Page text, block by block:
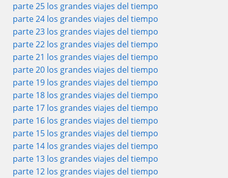
parte 25 los grandes viajes del tiempo
parte 24 los grandes viajes del tiempo
parte 23 los grandes viajes del tiempo
parte 22 los grandes viajes del tiempo
parte 21 los grandes viajes del tiempo
parte 20 los grandes viajes del tiempo
parte 19 los grandes viajes del tiempo
parte 18 los grandes viajes del tiempo
parte 17 los grandes viajes del tiempo
parte 16 los grandes viajes del tiempo
parte 15 los grandes viajes del tiempo
parte 14 los grandes viajes del tiempo
parte 13 los grandes viajes del tiempo
parte 12 los grandes viajes del tiempo